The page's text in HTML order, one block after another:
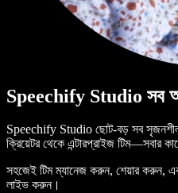
Speechify Studio সব
Speechify Studio ছোট-বড় সব
ক্রিয়েটর থেকে এন্টারপ্রাইজ টিম—সবার
সহজেই টিম ম্যানেজ করুন, শেয়ার করুন,
লাইভ করুন।